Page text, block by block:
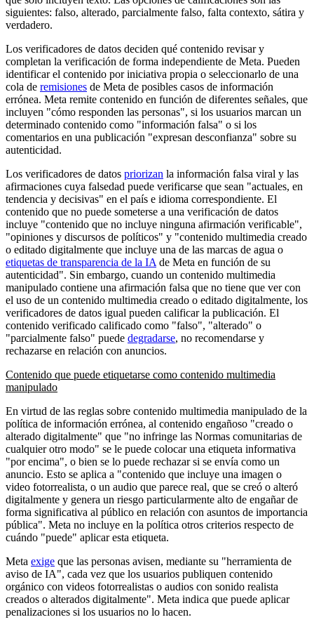
siguientes: falso, alterado, parcialmente falso, falta contexto, sátira y
verdadero.
Los verificadores de datos deciden qué contenido revisar y
completan la verificación de forma independiente de Meta. Pueden
identificar el contenido por iniciativa propia o seleccionarlo de una
cola de remisiones de Meta de posibles casos de información
errónea. Meta remite contenido en función de diferentes señales, que
incluyen "cómo responden las personas", si los usuarios marcan un
determinado contenido como "información falsa" o si los
comentarios en una publicación "expresan desconfianza" sobre su
autenticidad.
Los verificadores de datos priorizan la información falsa viral y las
afirmaciones cuya falsedad puede verificarse que sean "actuales, en
tendencia y decisivas" en el país e idioma correspondiente. El
contenido que no puede someterse a una verificación de datos
incluye "contenido que no incluye ninguna afirmación verificable",
"opiniones y discursos de políticos" y "contenido multimedia creado
o editado digitalmente que incluye una de las marcas de agua o
etiquetas de transparencia de la IA de Meta en función de su
autenticidad". Sin embargo, cuando un contenido multimedia
manipulado contiene una afirmación falsa que no tiene que ver con
el uso de un contenido multimedia creado o editado digitalmente, los
verificadores de datos igual pueden calificar la publicación. El
contenido verificado calificado como "falso", "alterado" o
"parcialmente falso" puede degradarse, no recomendarse y
rechazarse en relación con anuncios.
Contenido que puede etiquetarse como contenido multimedia
manipulado
En virtud de las reglas sobre contenido multimedia manipulado de la
política de información errónea, al contenido engañoso "creado o
alterado digitalmente" que "no infringe las Normas comunitarias de
cualquier otro modo" se le puede colocar una etiqueta informativa
"por encima", o bien se lo puede rechazar si se envía como un
anuncio. Esto se aplica a "contenido que incluye una imagen o
video fotorrealista, o un audio que parece real, que se creó o alteró
digitalmente y genera un riesgo particularmente alto de engañar de
forma significativa al público en relación con asuntos de importancia
pública". Meta no incluye en la política otros criterios respecto de
cuándo "puede" aplicar esta etiqueta.
Meta exige que las personas avisen, mediante su "herramienta de
aviso de IA", cada vez que los usuarios publiquen contenido
orgánico con videos fotorrealistas o audios con sonido realista
creados o alterados digitalmente". Meta indica que puede aplicar
penalizaciones si los usuarios no lo hacen.